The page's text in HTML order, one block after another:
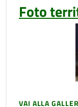
Foto
VAI ALLA